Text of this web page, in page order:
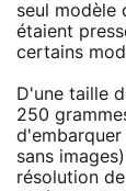
seul modèle
étaient
certains
D'une taille
250
sans
résolution